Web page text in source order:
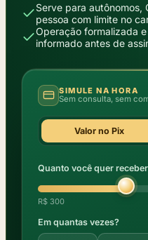
Serve para
pessoa com limite no
Operação formalizada
informado antes de
SIMULE NA HORA
Sem consulta, sem
Valor no Pix
Quanto você quer
R$ 300
Em quantas vezes?